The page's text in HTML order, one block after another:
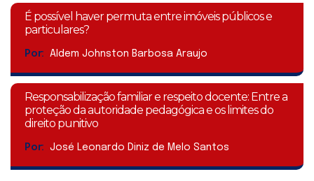
É possível haver permuta entre imóveis públicos e
particulares?
Por: Aldem Johnston Barbosa Araujo
Responsabilização familiar e respeito docente: Entre a
proteção da autoridade pedagógica e os limites do
direito punitivo
Por: José Leonardo Diniz de Melo Santos